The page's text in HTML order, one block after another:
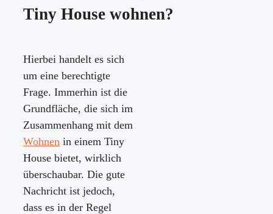
Tiny House wohnen?
Hierbei handelt es sich
um eine berechtigte
Frage. Immerhin ist die
Grundfläche, die sich im
Zusammenhang mit dem
Wohnen in einem Tiny
House bietet, wirklich
überschaubar. Die gute
Nachricht ist jedoch,
dass es in der Regel